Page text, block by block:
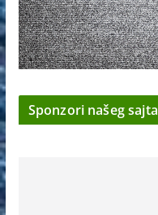
Sponzori našeg sajta